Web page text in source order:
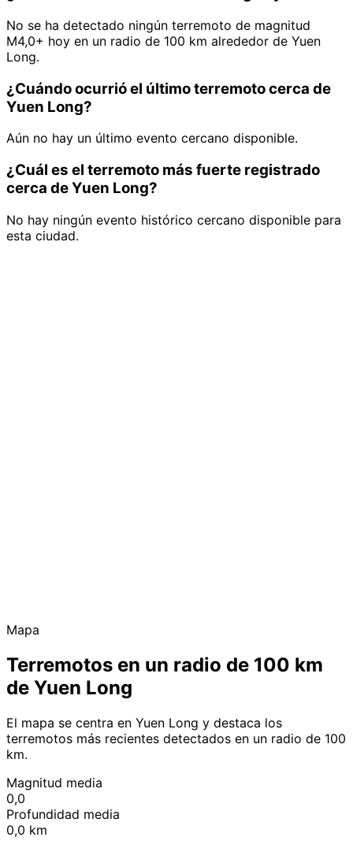
No se ha detectado ningún terremoto de magnitud
M4,0+ hoy en un radio de 100 km alrededor de Yuen
Long.
¿Cuándo ocurrió el último terremoto cerca de
Yuen Long?
Aún no hay un último evento cercano disponible.
¿Cuál es el terremoto más fuerte registrado
cerca de Yuen Long?
No hay ningún evento histórico cercano disponible para
esta ciudad.
Mapa
Terremotos en un radio de 100 km
de Yuen Long
El mapa se centra en Yuen Long y destaca los
terremotos más recientes detectados en un radio de 100
km.
Magnitud media
0,0
Profundidad media
0,0 km